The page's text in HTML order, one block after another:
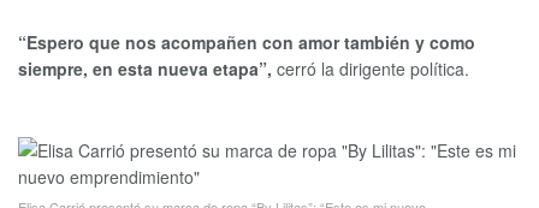
“Espero que nos acompañen con amor también y como
siempre, en esta nueva etapa”, cerró la dirigente política.